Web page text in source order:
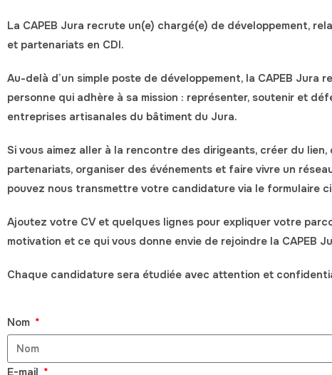
La CAPEB Jura recrute un(e) chargé(e) de développement,
et partenariats en CDI.
Au-delà d’un simple poste de développement, la CAPEB Jura
personne qui adhère à sa mission : représenter, soutenir et
entreprises artisanales du bâtiment du Jura.
Si vous aimez aller à la rencontre des dirigeants, créer du lien,
partenariats, organiser des événements et faire vivre un
pouvez nous transmettre votre candidature via le formulaire
Ajoutez votre CV et quelques lignes pour expliquer votre
motivation et ce qui vous donne envie de rejoindre la CAPEB
Chaque candidature sera étudiée avec attention et
Nom
E-mail